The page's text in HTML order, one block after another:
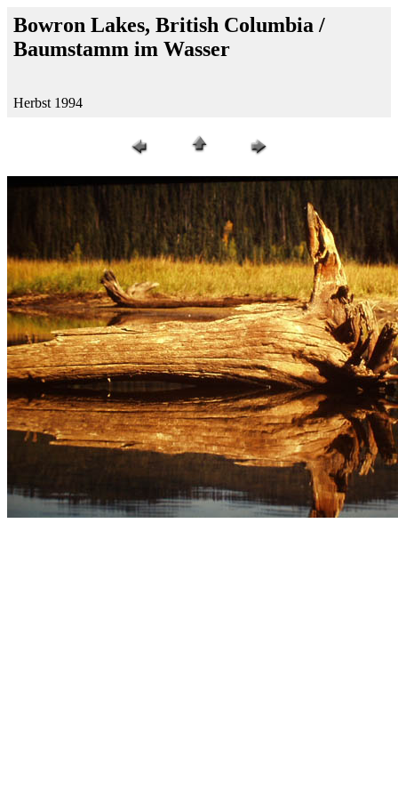
Bowron Lakes, British Columbia /
Baumstamm im Wasser
Herbst 1994